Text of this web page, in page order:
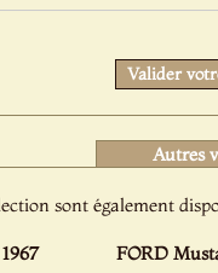
Valider
Autres
sont également
FORD